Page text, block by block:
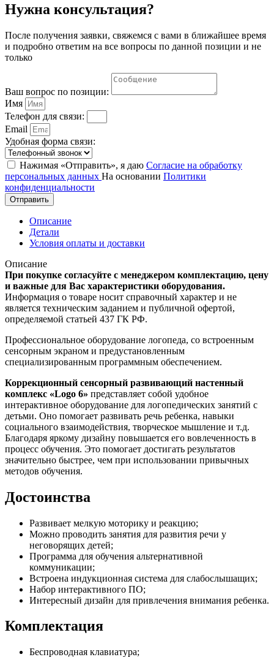
Нужна консультация?
После получения заявки, свяжемся с вами в ближайшее время
и подробно ответим на все вопросы по данной позиции и не
только
Ваш вопрос по позиции:
Имя
Телефон для связи:
Email
Удобная форма связи:
Нажимая «Отправить», я даю Согласие на обработку
персональных данных На основании Политики
конфиденциальности
Отправить
Описание
Детали
Условия оплаты и доставки
Описание
При покупке согласуйте с менеджером комплектацию, цену
и важные для Вас характеристики оборудования.
Информация о товаре носит справочный характер и не
является техническим заданием и публичной офертой,
определяемой статьей 437 ГК РФ.
Профессиональное оборудование логопеда, со встроенным
сенсорным экраном и предустановленным
специализированным программным обеспечением.
Коррекционный сенсорный развивающий настенный
комплекс «Logo 6» представляет собой удобное
интерактивное оборудование для логопедических занятий с
детьми. Оно помогает развивать речь ребенка, навыки
социального взаимодействия, творческое мышление и т.д.
Благодаря яркому дизайну повышается его вовлеченность в
процесс обучения. Это помогает достигать результатов
значительно быстрее, чем при использовании привычных
методов обучения.
Достоинства
Развивает мелкую моторику и реакцию;
Можно проводить занятия для развития речи у
неговорящих детей;
Программа для обучения альтернативной
коммуникации;
Встроена индукционная система для слабослышащих;
Набор интерактивного ПО;
Интересный дизайн для привлечения внимания ребенка.
Комплектация
Беспроводная клавиатура;